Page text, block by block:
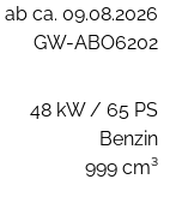
ab ca. 09.08.2026
GW-ABO6202
48 kW / 65 PS
Benzin
999 cm³